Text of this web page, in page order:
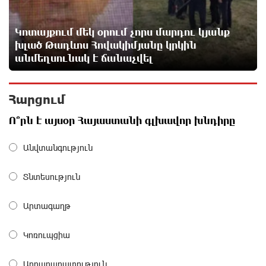
5 ժամ առաջ
Ոչխարները արևային էլեկտրակայանի մոտ, և դա
փոխում է պատկերացումները էներգիայի
արտադրության մասին
ՀՀ պաշտպանության նախկին նախարար,
«Համահայկական ճակատ» շարժման առաջնորդ,
Ինչո՞ւ է Հայաստանի գյուղատնտեսությունը
Կոտայքում մեկ օրում չորս մարդու կյանք
խլած Թադևոս Հովակիմյանը կրկին
անմեղսունակ է ճանաչվել
Հարցում
Ո՞րն է այսօր Հայաստանի գլխավոր խնդիրը
Անվտանգություն
Տնտեսություն
Արտագաղթ
Կոռուպցիա
Արդարադատություն